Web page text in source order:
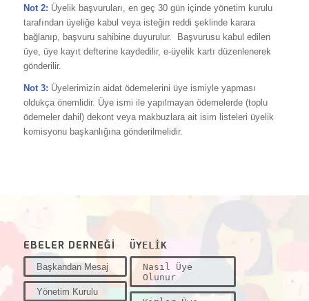
Not 2: Üyelik başvuruları, en geç 30 gün içinde yönetim kurulu
tarafından üyeliğe kabul veya isteğin reddi şeklinde karara
bağlanıp, başvuru sahibine duyurulur. Başvurusu kabul edilen
üye, üye kayıt defterine kaydedilir, e-üyelik kartı düzenlenerek
gönderilir.
Not 3: Üyelerimizin aidat ödemelerini üye ismiyle yapması
oldukça önemlidir. Üye ismi ile yapılmayan ödemelerde (toplu
ödemeler dahil) dekont veya makbuzlara ait isim listeleri üyelik
komisyonu başkanlığına gönderilmelidir.
EBELER DERNEĞİ
Başkandan Mesaj
Yönetim Kurulu
ÜYELİK
Nasıl Üye
Olunur